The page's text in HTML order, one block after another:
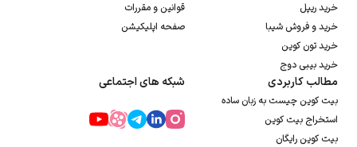
خرید ریپل
خرید و فروش شیبا
خرید تون کوین
خرید بیبی دوج
قوانین و مقررات
صفحه اپلیکیشن
مطالب کاربردی
بیت کوین چیست به زبان ساده
استخراج بیت کوین
بیت کوین رایگان
شبکه های اجتماعی